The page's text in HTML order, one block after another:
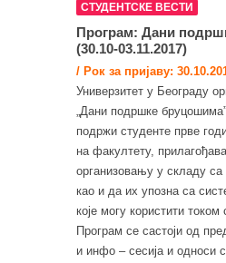
СТУДЕНТСКЕ ВЕСТИ
Програм: Дани
(30.10-03.11.2017)
/ Рок за пријаву:
Универзитет у Београду
„Дани подршке
подржи студенте прве
на факултету,
организовању у складу
као и да их упозна са
које могу користити
Програм се састоји од
и инфо – сесија и односи